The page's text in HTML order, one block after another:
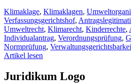
Klimaklage, Klimaklagen,
Verfassungsgerichtshof,
Umweltrecht, Klimarecht, Kinderrechte,
Individualantrag, Verordnungsprüfung,
Normprüfung,
Artikel lesen
Juridikum Logo